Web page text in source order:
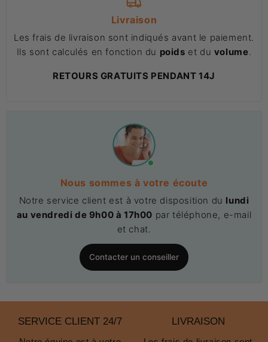
Livraison
Les frais de livraison sont indiqués avant le paiement.
Ils sont calculés en fonction du poids et du volume.
RETOURS GRATUITS PENDANT 14J
Nous sommes à votre écoute
Notre service client est à votre disposition du lundi
au vendredi de 9h00 à 17h00 par téléphone, e-mail
et chat.
Contacter un conseiller
SERVICE CLIENT 24/7 LIVRAISON